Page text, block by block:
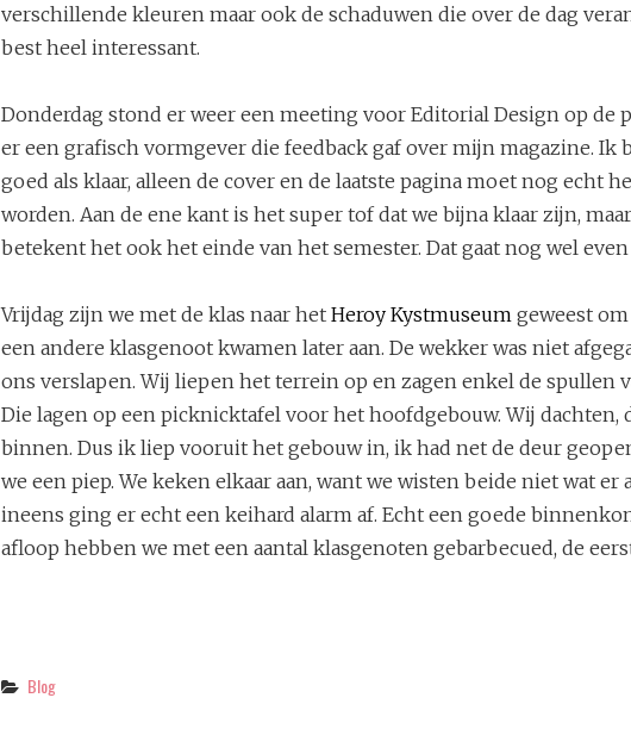
verschillende kleuren maar ook de schaduwen die over de dag
best heel interessant.
Donderdag stond er weer een meeting voor Editorial Design op de
er een grafisch vormgever die feedback gaf over mijn magazine. Ik
goed als klaar, alleen de cover en de laatste pagina moet nog echt
worden. Aan de ene kant is het super tof dat we bijna klaar zijn,
betekent het ook het einde van het semester. Dat gaat nog wel
Vrijdag zijn we met de klas naar het Heroy Kystmuseum geweest
een andere klasgenoot kwamen later aan. De wekker was niet
ons verslapen. Wij liepen het terrein op en zagen enkel de spullen
Die lagen op een picknicktafel voor het hoofdgebouw. Wij dachten,
binnen. Dus ik liep vooruit het gebouw in, ik had net de deur
we een piep. We keken elkaar aan, want we wisten beide niet wat er
ineens ging er echt een keihard alarm af. Echt een goede
afloop hebben we met een aantal klasgenoten gebarbecued, de
Categories
Blog